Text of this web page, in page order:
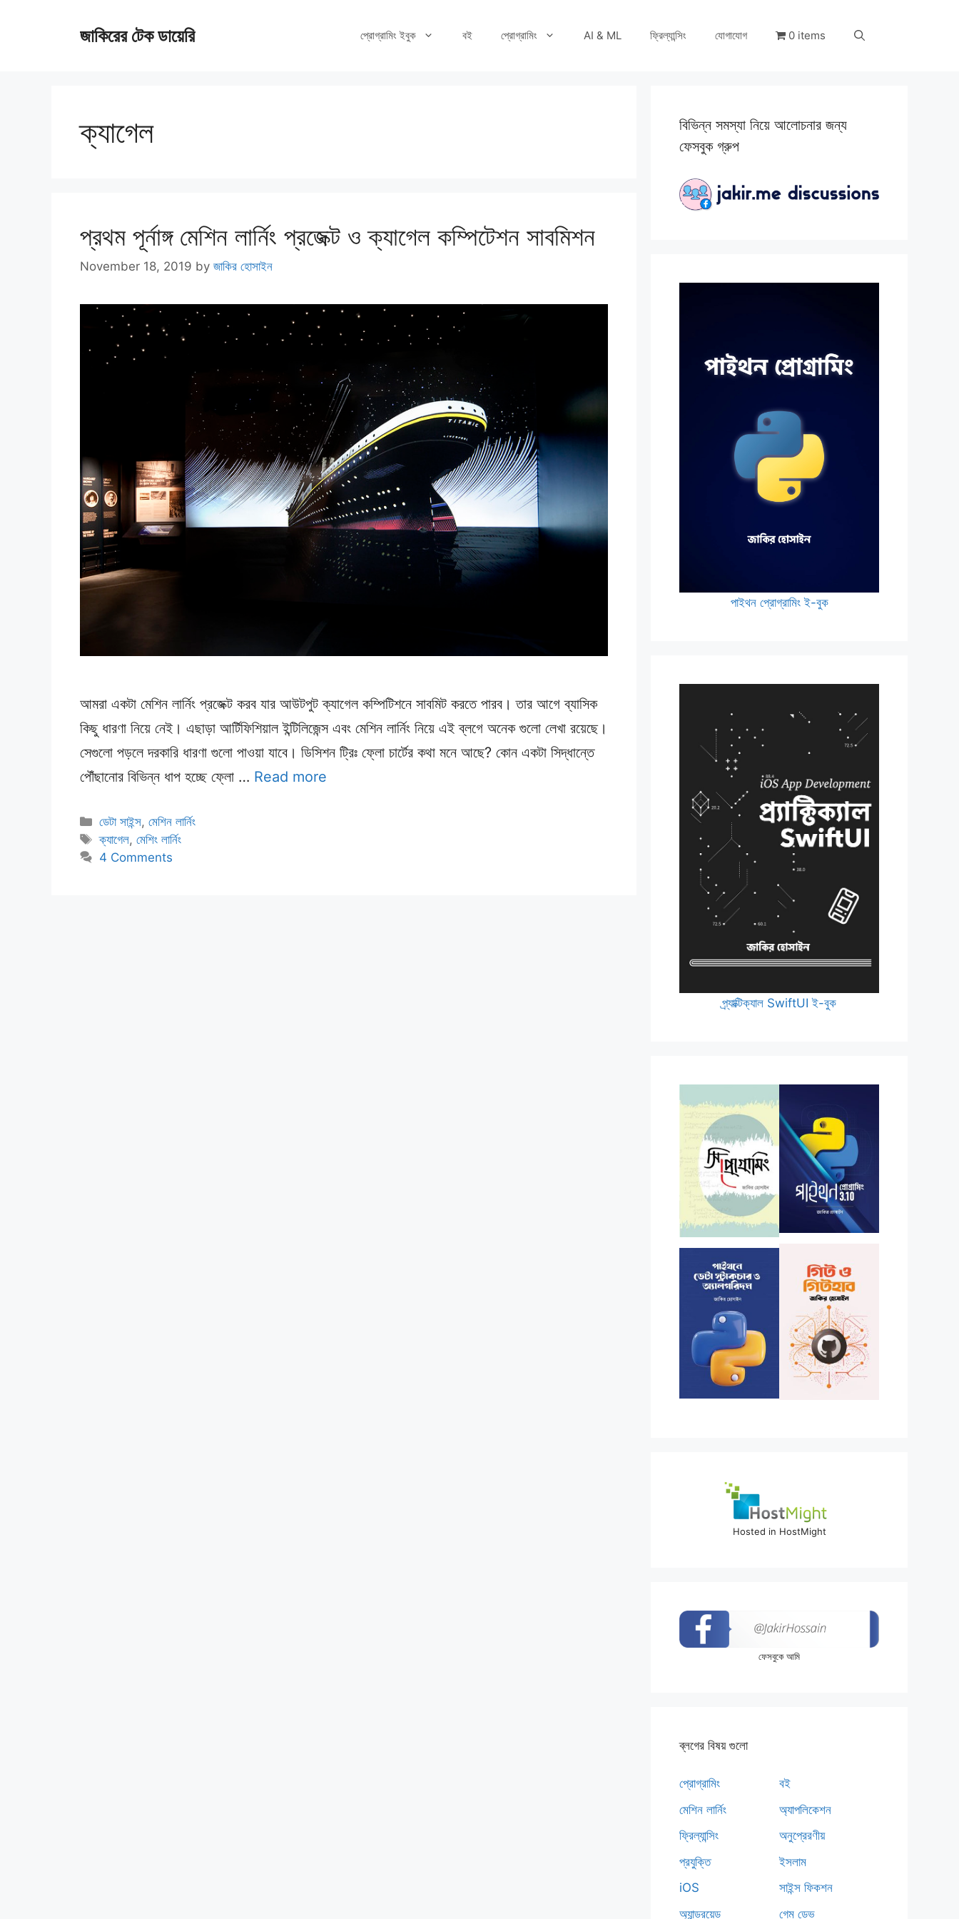
জাকিরের টেক ডায়েরি প্রোগ্রামিং ইবুক বই প্রোগ্রামিং AI & ML ফ্রিল্যান্সিং যোগাযোগ 0 items
ক্যাগেল
প্রথম পূর্নাঙ্গ মেশিন লার্নিং প্রজেক্ট ও ক্যাগেল কম্পিটেশন সাবমিশন
November 18, 2019 by জাকির হোসাইন
আমরা একটা মেশিন লার্নিং প্রজেক্ট করব যার আউটপুট ক্যাগেল কম্পিটিশনে সাবমিট করতে পারব। তার আগে ব্যাসিক
কিছু ধারণা নিয়ে নেই। এছাড়া আর্টিফিশিয়াল ইন্টিলিজেন্স এবং মেশিন লার্নিং নিয়ে এই ব্লগে অনেক গুলো লেখা রয়েছে।
সেগুলো পড়লে দরকারি ধারণা গুলো পাওয়া যাবে। ডিসিশন ট্রিঃ ফ্লো চার্টের কথা মনে আছে? কোন একটা সিদ্ধান্তে
পৌঁছানোর বিভিন্ন ধাপ হচ্ছে ফ্লো … Read more
Categories
ডেটা সাইন্স,মেশিন লার্নিং
Tags
ক্যাগেল,মেশিং লার্নিং
4 Comments
বিভিন্ন সমস্যা নিয়ে আলোচনার জন্য
ফেসবুক গ্রুপ
পাইথন প্রোগ্রামিং ই-বুক
প্র্যাক্টিক্যাল SwiftUI ই-বুক
Hosted in HostMight
ফেসবুকে আমি
ব্লগের বিষয় গুলো
প্রোগ্রামিং
মেশিন লার্নিং
ফ্রিল্যান্সিং
প্রযুক্তি
iOS
অ্যান্ড্রয়েড
বই
অ্যাপলিকেশন
অনুপ্রেরণীয়
ইসলাম
সাইন্স ফিকশন
গেম ডেভ